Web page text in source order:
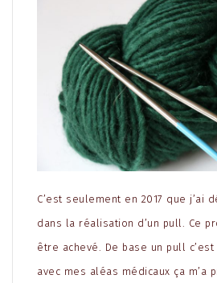
C’est seulement en 2017 que j’ai
dans la réalisation d’un pull. Ce
être achevé. De base un pull
avec mes aléas médicaux ça m’a